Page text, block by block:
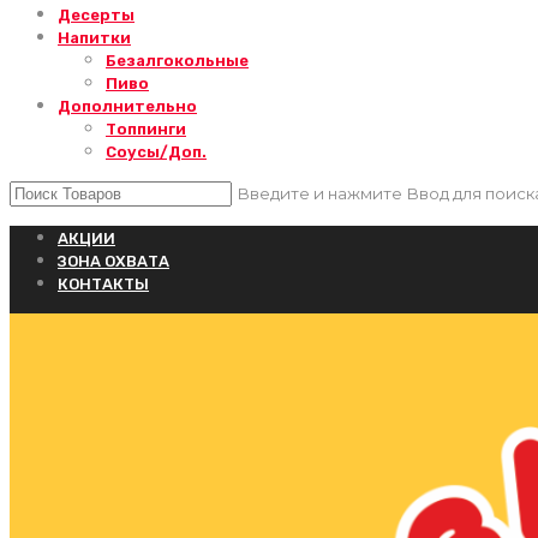
Десерты
Напитки
Безалгокольные
Пиво
Дополнительно
Топпинги
Соусы/Доп.
Введите и нажмите Ввод для
АКЦИИ
ЗОНА ОХВАТА
КОНТАКТЫ